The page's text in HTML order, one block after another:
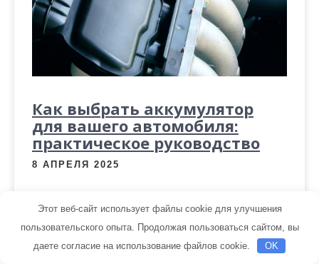
Как выбрать аккумулятор
для вашего автомобиля:
практическое руководство
8 АПРЕЛЯ 2025
учитывать множество факторов, которые могут
повлиять на его производительность и срок
службы. Правильный выбор аккумулятора не
Этот веб-сайт использует файлы cookie для улучшения
пользовательского опыта. Продолжая пользоваться сайтом, вы
даете согласие на использование файлов cookie.
OK